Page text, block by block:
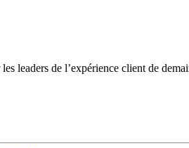
leaders de l’expérience client de